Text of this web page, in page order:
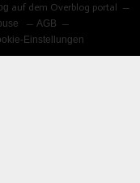
auf dem Overblog portal
AGB
Einstellungen